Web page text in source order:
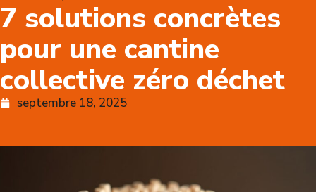
7 solutions concrètes
pour une cantine
collective zéro déchet
septembre 18, 2025